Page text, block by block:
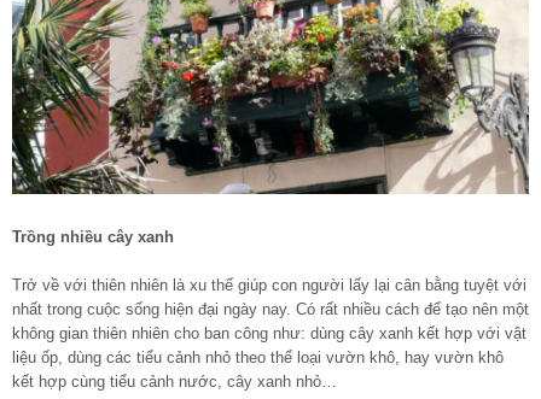
Trồng nhiều cây xanh
Trở về với thiên nhiên là xu thế giúp con người lấy lại cân bằng tuyệt với
nhất trong cuộc sống hiện đại ngày nay. Có rất nhiều cách để tạo nên một
không gian thiên nhiên cho ban công như: dùng cây xanh kết hợp với vật
liệu ốp, dùng các tiểu cảnh nhỏ theo thể loại vườn khô, hay vườn khô
kết hợp cùng tiểu cảnh nước, cây xanh nhỏ…